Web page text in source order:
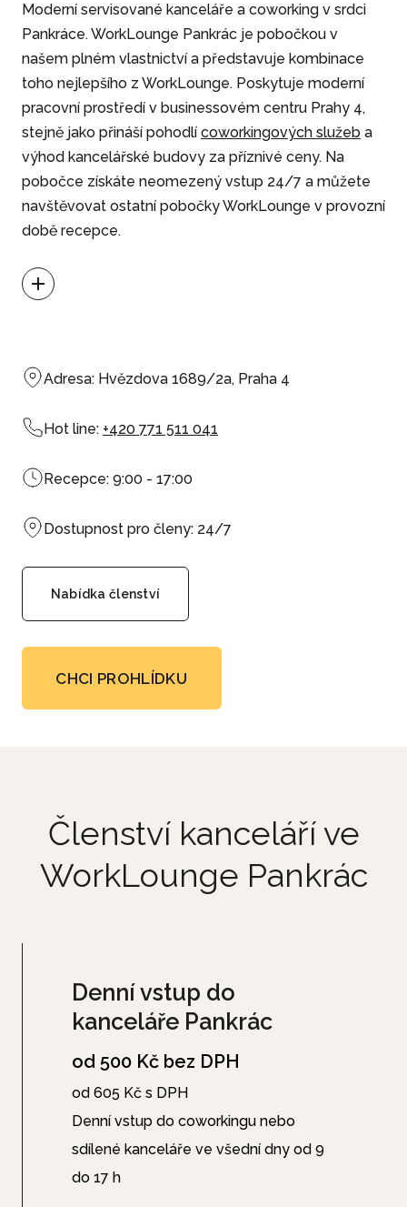
Moderní servisované kanceláře a coworking v srdci
Pankráce. WorkLounge Pankrác je pobočkou v
našem plném vlastnictví a představuje kombinace
toho nejlepšího z WorkLounge. Poskytuje moderní
pracovní prostředí v businessovém centru Prahy 4,
stejně jako přináší pohodlí coworkingových služeb a
výhod kancelářské budovy za příznivé ceny. Na
pobočce získáte neomezený vstup 24/7 a můžete
navštěvovat ostatní pobočky WorkLounge v provozní
době recepce.
centra Arkády Pankrác, poskytuje tak výbornou
pronájmu nabízíme rozmanité pracovní
kancelářepro 1 až 6 osob. High-tech nejmodernější
telefonní budky, inspirativní prostředí lounge.
vlastní
(za poplatek)
standardem. Komunita v City Point Pankrác zahrnuje
různé odborníky a podnikatele, poskytující ideální
prostředí pro networking a společenské akce.
Adresa: Hvězdova 1689/2a, Praha 4
Hot line: +420 771 511 041
Recepce: 9:00 - 17:00
Dostupnost pro členy: 24/7
Nabídka členství
CHCI PROHLÍDKU
Členství kanceláří ve
WorkLounge Pankrác
Denní vstup do
kanceláře Pankrác
od 500 Kč bez DPH
od 605 Kč s DPH
Denní vstup do coworkingu nebo
sdílené kanceláře ve všední dny od 9
do 17 h